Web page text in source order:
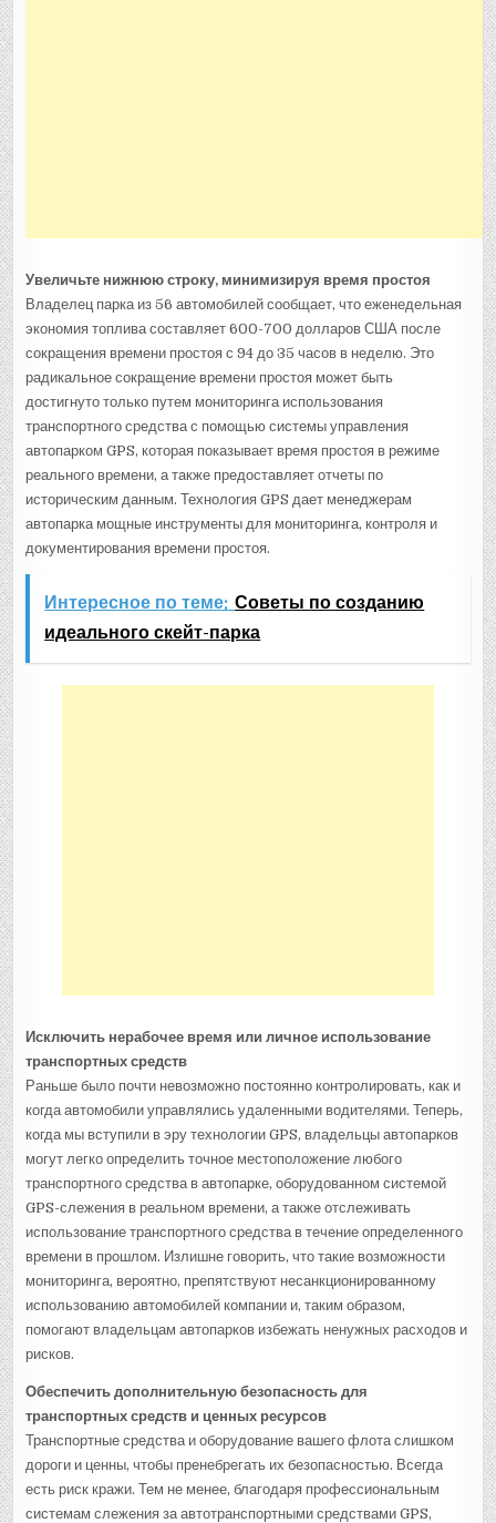
Увеличьте нижнюю строку, минимизируя время простоя
Владелец парка из 56 автомобилей сообщает, что еженедельная
экономия топлива составляет 600-700 долларов США после
сокращения времени простоя с 94 до 35 часов в неделю. Это
радикальное сокращение времени простоя может быть
достигнуто только путем мониторинга использования
транспортного средства с помощью системы управления
автопарком GPS, которая показывает время простоя в режиме
реального времени, а также предоставляет отчеты по
историческим данным. Технология GPS дает менеджерам
автопарка мощные инструменты для мониторинга, контроля и
документирования времени простоя.
Интересное по теме: Советы по созданию
идеального скейт-парка
Исключить нерабочее время или личное использование
транспортных средств
Раньше было почти невозможно постоянно контролировать, как и
когда автомобили управлялись удаленными водителями. Теперь,
когда мы вступили в эру технологии GPS, владельцы автопарков
могут легко определить точное местоположение любого
транспортного средства в автопарке, оборудованном системой
GPS-слежения в реальном времени, а также отслеживать
использование транспортного средства в течение определенного
времени в прошлом. Излишне говорить, что такие возможности
мониторинга, вероятно, препятствуют несанкционированному
использованию автомобилей компании и, таким образом,
помогают владельцам автопарков избежать ненужных расходов и
рисков.
Обеспечить дополнительную безопасность для
транспортных средств и ценных ресурсов
Транспортные средства и оборудование вашего флота слишком
дороги и ценны, чтобы пренебрегать их безопасностью. Всегда
есть риск кражи. Тем не менее, благодаря профессиональным
системам слежения за автотранспортными средствами GPS,